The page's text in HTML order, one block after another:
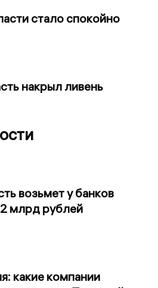
стало спокойно
накрыл ливень
возьмет у банков
млрд рублей
какие компании